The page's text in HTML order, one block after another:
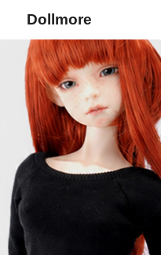
Dollmore